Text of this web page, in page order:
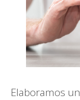
Elaboramos un